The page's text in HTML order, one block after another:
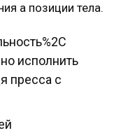
а позиции тела.
исполнить
пресса с